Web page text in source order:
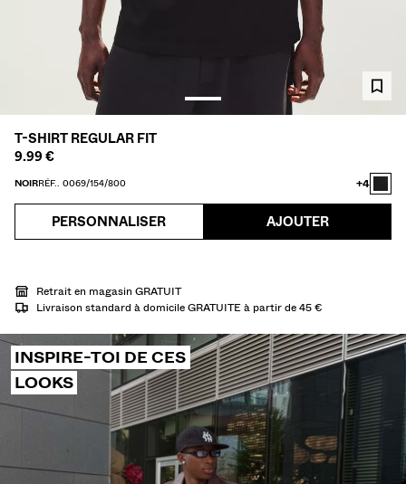
T-SHIRT REGULAR FIT
9.99 €
NOIRRÉF.. 0069/154/800 +4
PERSONNALISER AJOUTER
Retrait en magasin GRATUIT
Livraison standard à domicile GRATUITE à partir de 45 €
INSPIRE-TOI DE CES
LOOKS
ET GILETS
DE BAIN
SELLERS
PRICES
SPÉCIAUX
MUSIC
CARTE CADEAU MMBRS NEWSLETTER AIDE